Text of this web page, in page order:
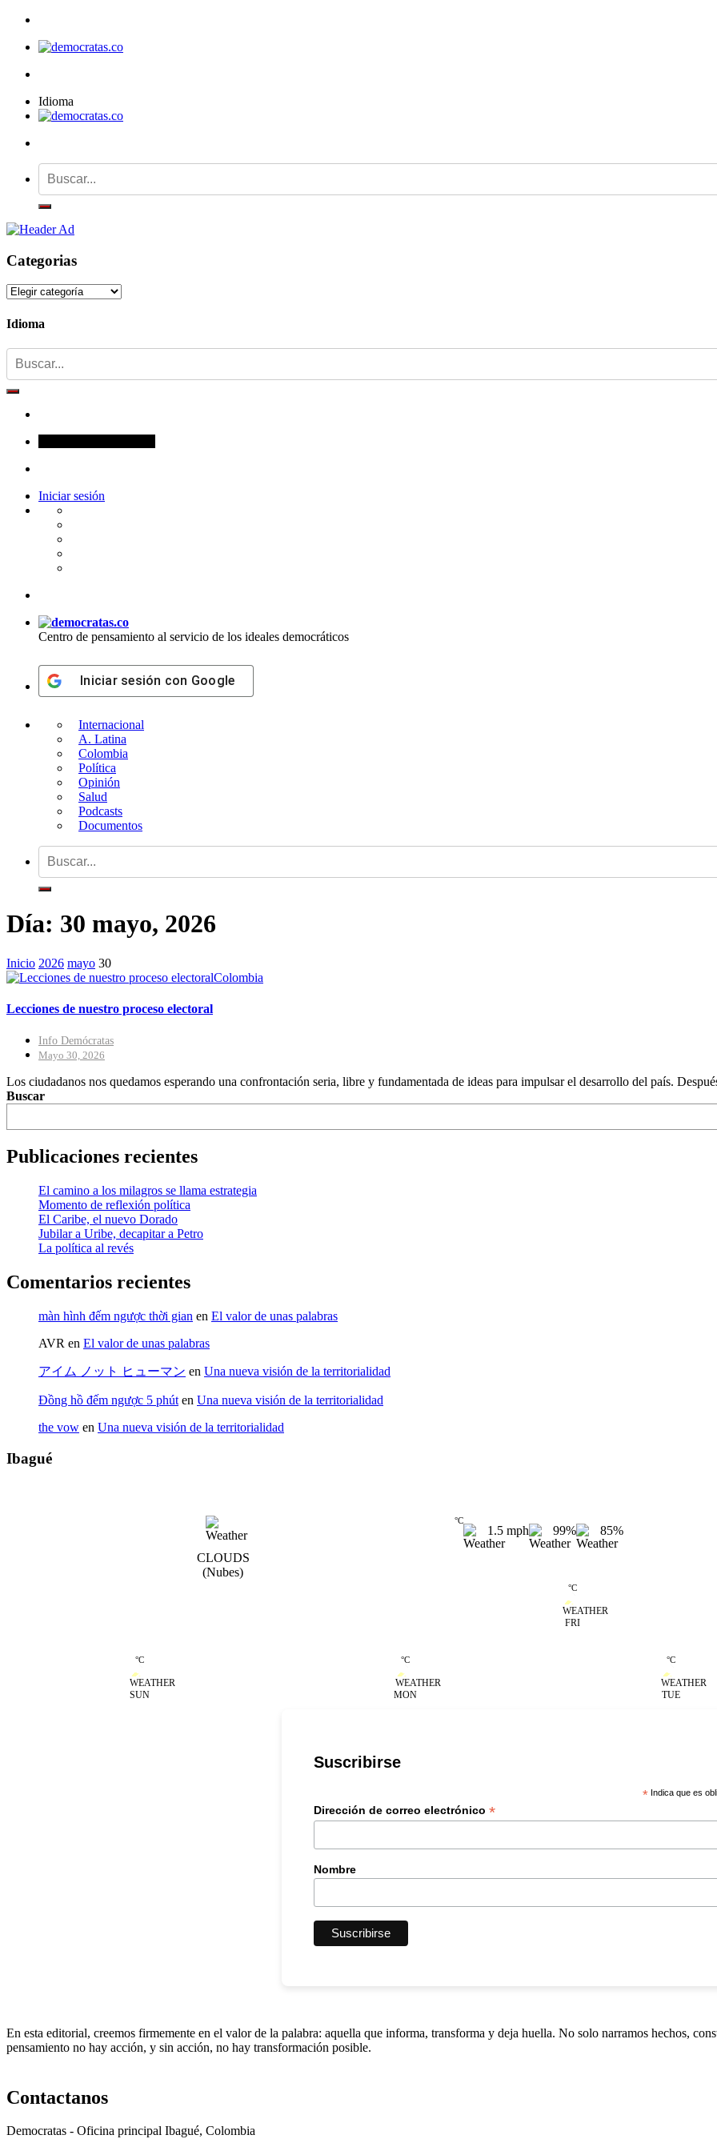
Idioma
Categorias
Categorias
Idioma
Iniciar sesión
Centro de pensamiento al servicio de los ideales democráticos
Iniciar sesión con Google
Internacional
A. Latina
Colombia
Política
Opinión
Salud
Podcasts
Documentos
Día: 30 mayo, 2026
Inicio 2026 mayo 30
Colombia
Lecciones de nuestro proceso electoral
Info Demócratas
Mayo 30, 2026
Los ciudadanos nos quedamos esperando una confrontación seria, libre y fundamentada de ideas para impulsar el desarrollo del país.
Buscar
Publicaciones recientes
El camino a los milagros se llama estrategia
Momento de reflexión política
El Caribe, el nuevo Dorado
Jubilar a Uribe, decapitar a Petro
La política al revés
Comentarios recientes
màn hình đếm ngược thời gian en El valor de unas palabras
AVR en El valor de unas palabras
アイム ノット ヒューマン en Una nueva visión de la territorialidad
Đồng hồ đếm ngược 5 phút en Una nueva visión de la territorialidad
the vow en Una nueva visión de la territorialidad
Ibagué
CLOUDS
(nubes)
°C
1.5 mph 99% 85%
°C
FRI
°C
SUN
°C
MON
°C
TUE
Suscribirse
*Indica que es
Dirección de correo electrónico *
Nombre
En esta editorial, creemos firmemente en el valor de la palabra: aquella que informa, transforma y deja huella. No solo narramos hechos,
pensamiento no hay acción, y sin acción, no hay transformación posible.
Contactanos
Democratas - Oficina principal Ibagué, Colombia